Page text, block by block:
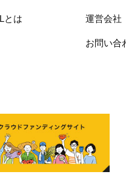
とは 運営会社
お問い合